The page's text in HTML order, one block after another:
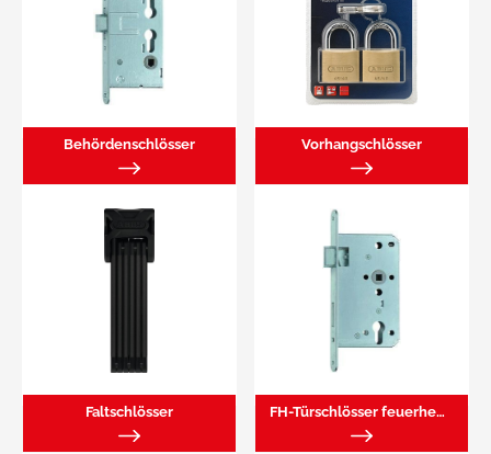
Behördenschlösser Vorhangschlösser
Faltschlösser FH-Türschlösser feuerhemmend